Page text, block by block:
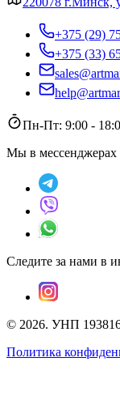
+375 (29)
+375 (33)
Пн-Пт: 9:00 -
Мы в мессенджерах
Следите за нами в
© 2026. УНП
Политика